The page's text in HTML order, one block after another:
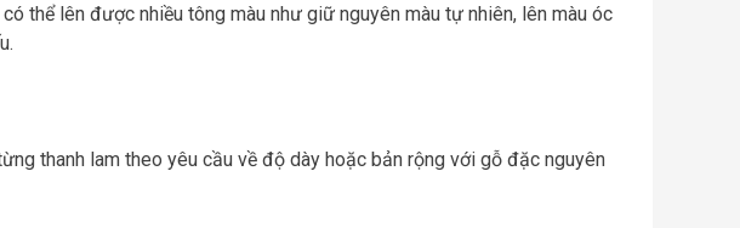
thể lên được nhiều tông màu như giữ nguyên màu tự nhiên, lên màu óc
thanh lam theo yêu cầu về độ dày hoặc bản rộng với gỗ đặc nguyên